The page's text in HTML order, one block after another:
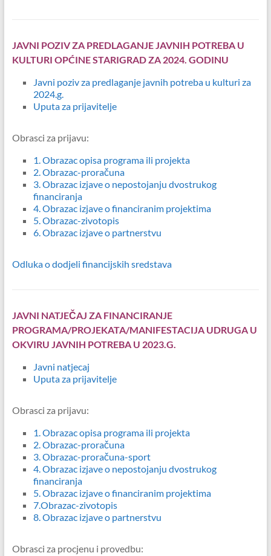
JAVNI POZIV ZA PREDLAGANJE JAVNIH POTREBA U
KULTURI OPĆINE STARIGRAD ZA 2024. GODINU
Javni poziv za predlaganje javnih potreba u kulturi za
2024.g.
Uputa za prijavitelje
Obrasci za prijavu:
1. Obrazac opisa programa ili projekta
2. Obrazac-proračuna
3. Obrazac izjave o nepostojanju dvostrukog
financiranja
4. Obrazac izjave o financiranim projektima
5. Obrazac-zivotopis
6. Obrazac izjave o partnerstvu
Odluka o dodjeli financijskih sredstava
JAVNI NATJEČAJ ZA FINANCIRANJE
PROGRAMA/PROJEKATA/MANIFESTACIJA UDRUGA U
OKVIRU JAVNIH POTREBA U 2023.G.
Javni natjecaj
Uputa za prijavitelje
Obrasci za prijavu:
1. Obrazac opisa programa ili projekta
2. Obrazac-proračuna
3. Obrazac-proračuna-sport
4. Obrazac izjave o nepostojanju dvostrukog
financiranja
5. Obrazac izjave o financiranim projektima
7.Obrazac-zivotopis
8. Obrazac izjave o partnerstvu
Obrasci za procjenu i provedbu: